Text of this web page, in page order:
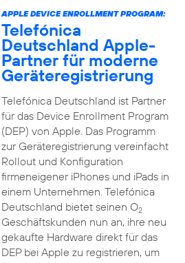
APPLE DEVICE ENROLLMENT PROGRAM:
Telefónica
Deutschland Apple-
Partner für moderne
Geräteregistrierung
Telefónica Deutschland ist Partner
für das Device Enrollment Program
(DEP) von Apple. Das Programm
zur Geräteregistrierung vereinfacht
Rollout und Konfiguration
firmeneigener iPhones und iPads in
einem Unternehmen. Telefónica
Deutschland bietet seinen O2
Geschäftskunden nun an, ihre neu
gekaufte Hardware direkt für das
DEP bei Apple zu registrieren, um